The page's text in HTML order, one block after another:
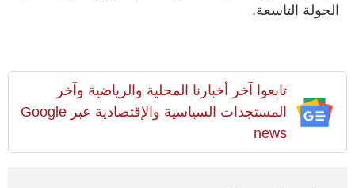
الجولة التاسعة.
تابعوا آخر أخبارنا المحلية والرياضية وآخر
المستجدات السياسية والإقتصادية عبر Google
news